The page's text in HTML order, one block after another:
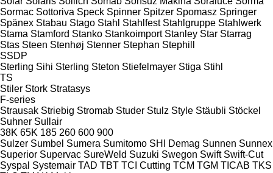
Sormac Sottoriva Speck Spinner Spitzer Spomasz Springer
Spänex Stabau Stago Stahl Stahlfest Stahlgruppe Stahlwerk
Stama Stamford Stanko Stankoimport Stanley Star Starrag
Stas Steen Stenhøj Stenner Stephan Stephill
SSDP
Sterling Sihi Sterling Steton Stiefelmayer Stiga Stihl
TS
Stiler Stork Stratasys
F-series
Strausak Striebig Stromab Studer Stulz Style Stäubli Stöckel
Suhner Sullair
38K 65K 185 260 600 900
Sulzer Sumbel Sumera Sumitomo SHI Demag Sunnen Sunnex
Superior Supervac SureWeld Suzuki Swegon Swift Swift-Cut
Syspal Systemair TAD TBT TCI Cutting TCM TGM TICAB TKS